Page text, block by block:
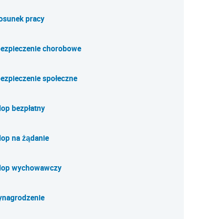
pracy
chorobowe
społeczne
bezpłatny
na żądanie
wychowawczy